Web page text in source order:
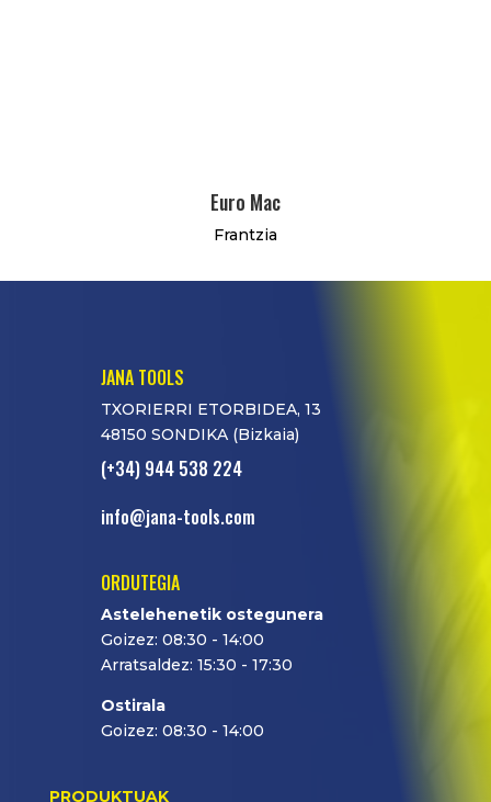
Euro Mac
Frantzia
JANA TOOLS
TXORIERRI ETORBIDEA, 13
48150 SONDIKA (Bizkaia)
(+34) 944 538 224
info@jana-tools.com
ORDUTEGIA
Astelehenetik ostegunera
Goizez: 08:30 - 14:00
Arratsaldez: 15:30 - 17:30
Ostirala
Goizez: 08:30 - 14:00
PRODUKTUAK